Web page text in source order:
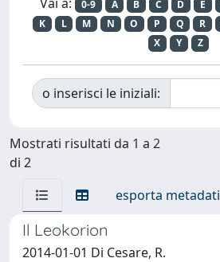
0-9 A B C D E
K
L M N O P Q R
X
Y Z
o inserisci le iniziali:
Mostrati risultati da 1 a 2
di 2
esporta metadati
Il Leokorion
2014-01-01 Di Cesare, R.